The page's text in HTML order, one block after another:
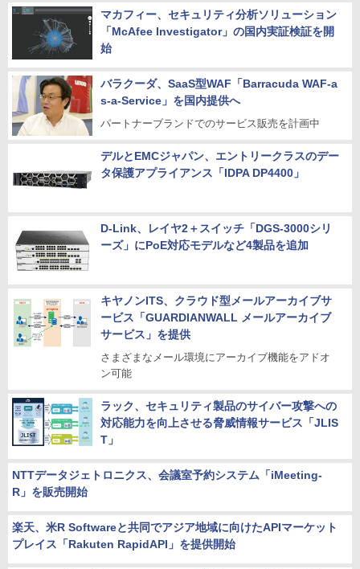
マカフィー、セキュリティ分析ソリューション
「McAfee Investigator」の国内実証検証を開
始
バラクーダ、SaaS型WAF「Barracuda WAF-a
s-a-Service」を国内提供へ
パートナーブランドでのサービス販売を計画中
デルとEMCジャパン、エントリークラスのデー
タ保護アプライアンス「IDPA DP4400」
D-Link、レイヤ2＋スイッチ「DGS-3000シリ
ーズ」にPoE対応モデルなど4製品を追加
キヤノンITS、クラウド型メールアーカイブサ
ービス「GUARDIANWALL メールアーカイブ
サービス」を提供
さまざまなメール環境にアーカイブ機能をアドオ
ン可能
ラック、セキュリティ製品のサイバー攻撃への
対応能力を向上させる脅威情報サービス「JLIS
T」
NTTデータジェトロニクス、会議室予約システム「iMeeting-
R」を販売開始
楽天、米R Softwareと共同でアジア地域に向けたAPIマーケット
プレイス「Rakuten RapidAPI」を提供開始